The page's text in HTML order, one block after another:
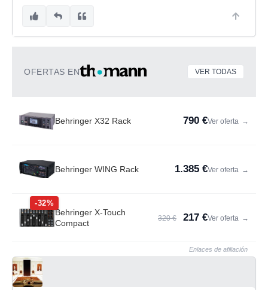
OFERTAS EN VER TODAS
Behringer X32 Rack 790 €Ver oferta →
Behringer WING Rack 1.385 €Ver oferta →
-32%
Behringer X-Touch
Compact
320 € 217 €Ver oferta →
Enlaces de afiliación